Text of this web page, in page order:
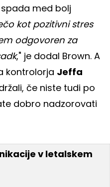
med bolj
kot pozitivni stres
odgovoren za
," je dodal Brown. A
kontrolorja Jeffa
če niste tudi po
dobro nadzorovati
v letalskem